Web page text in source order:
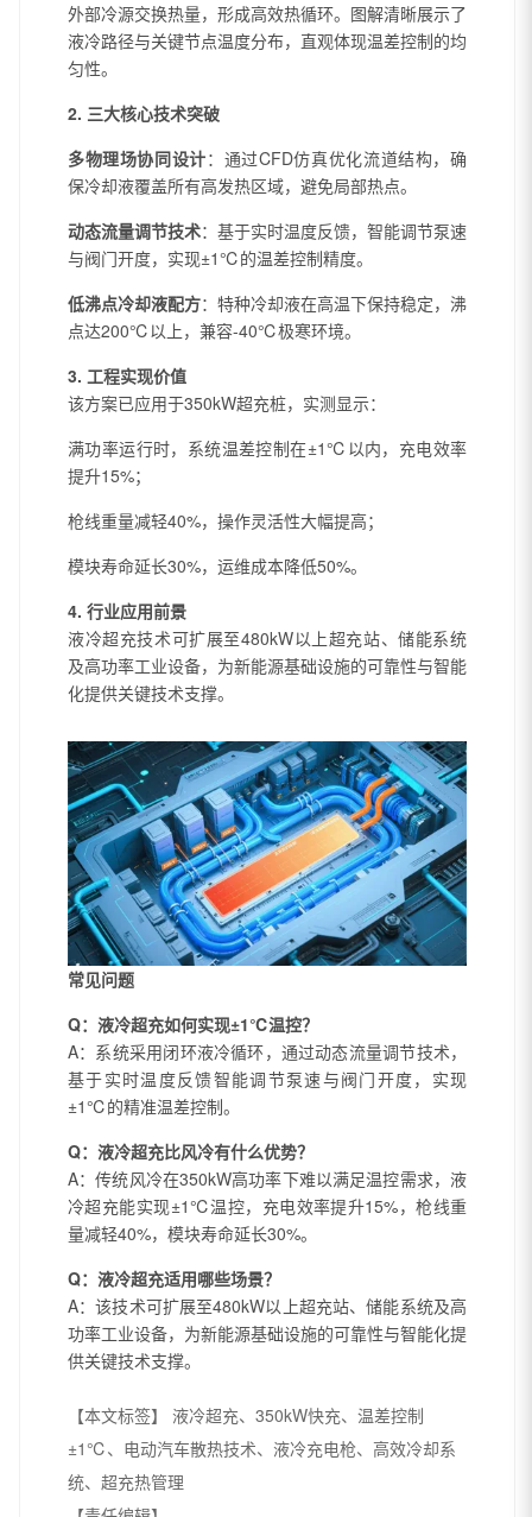
外部冷源交换热量，形成高效热循环。图解清晰展示了
液冷路径与关键节点温度分布，直观体现温差控制的均
匀性。
2. 三大核心技术突破
多物理场协同设计：通过CFD仿真优化流道结构，确
保冷却液覆盖所有高发热区域，避免局部热点。
动态流量调节技术：基于实时温度反馈，智能调节泵速
与阀门开度，实现±1℃的温差控制精度。
低沸点冷却液配方：特种冷却液在高温下保持稳定，沸
点达200℃以上，兼容-40℃极寒环境。
3. 工程实现价值
该方案已应用于350kW超充桩，实测显示：
满功率运行时，系统温差控制在±1℃以内，充电效率
提升15%；
枪线重量减轻40%，操作灵活性大幅提高；
模块寿命延长30%，运维成本降低50%。
4. 行业应用前景
液冷超充技术可扩展至480kW以上超充站、储能系统
及高功率工业设备，为新能源基础设施的可靠性与智能
化提供关键技术支撑。
常见问题
Q：液冷超充如何实现±1℃温控？
A：系统采用闭环液冷循环，通过动态流量调节技术，
基于实时温度反馈智能调节泵速与阀门开度，实现
±1℃的精准温差控制。
Q：液冷超充比风冷有什么优势？
A：传统风冷在350kW高功率下难以满足温控需求，液
冷超充能实现±1℃温控，充电效率提升15%，枪线重
量减轻40%，模块寿命延长30%。
Q：液冷超充适用哪些场景？
A：该技术可扩展至480kW以上超充站、储能系统及高
功率工业设备，为新能源基础设施的可靠性与智能化提
供关键技术支撑。
【本文标签】
液冷超充、350kW快充、温差控制
±1℃、电动汽车散热技术、液冷充电枪、高效冷却系
统、超充热管理